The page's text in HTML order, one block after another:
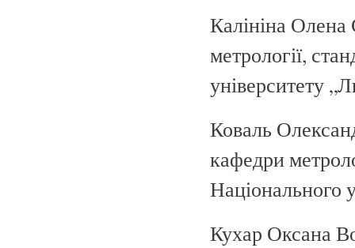
Калініна Олена
метрології,
університету
Коваль
кафедри
Національного
Кухар Оксана